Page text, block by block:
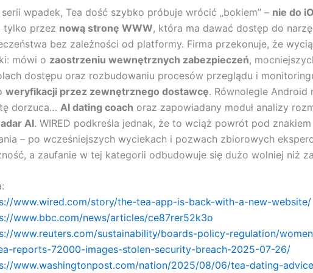
wpadek, Tea dość szybko próbuje wrócić „bokiem” – nie do
, tylko przez nową stronę WWW, która ma dawać dostęp do
bez zależności od platformy. Firma przekonuje, że
mówi o zaostrzeniu wewnętrznych zabezpieczeń,
dostępu oraz rozbudowaniu procesów przeglądu i
weryfikacji przez zewnętrznego dostawcę. Równolegle Android
dorzuca… AI dating coach oraz zapowiadany moduł analizy
AI. WIRED podkreśla jednak, że to wciąż powrót pod znakiem
– po wcześniejszych wyciekach i pozwach zbiorowych
a zaufanie w tej kategorii odbudowuje się dużo wolniej niż
www.wired.com/story/the-tea-app-is-back-with-a-new-website/
www.bbc.com/news/articles/ce87rer52k3o
www.reuters.com/sustainability/boards-policy-regulation/
reports-72000-images-stolen-security-breach-2025-07-26/
www.washingtonpost.com/nation/2025/08/06/tea-dating-